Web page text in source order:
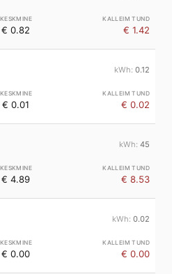
€ 0.82 € 1.42
0.12
€ 0.01 € 0.02
45
€ 4.89 € 8.53
0.02
€ 0.00 € 0.00